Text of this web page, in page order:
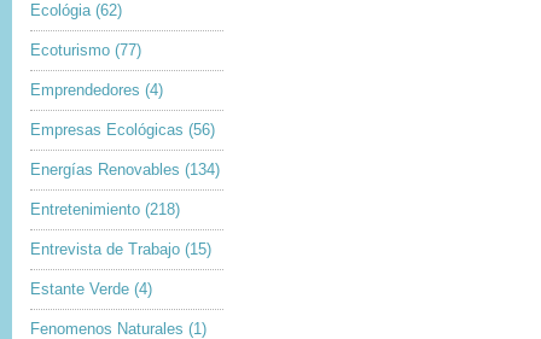
Ecológia (62)
Ecoturismo (77)
Emprendedores (4)
Empresas Ecológicas (56)
Energías Renovables (134)
Entretenimiento (218)
Entrevista de Trabajo (15)
Estante Verde (4)
Fenomenos Naturales (1)